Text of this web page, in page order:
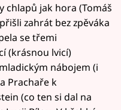
chlapů jak hora (Tomáš
zahrát bez zpěváka
se třemi
(krásnou lvicí)
nábojem (i
Prachaře k
(co ten si dal na